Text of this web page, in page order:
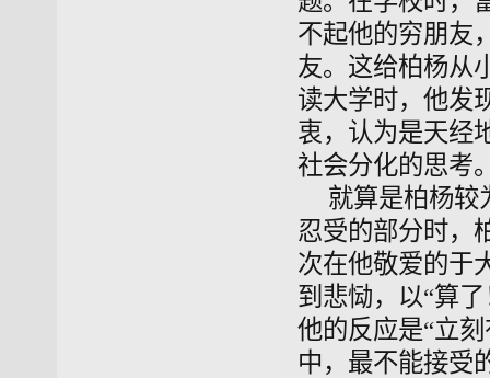
不起他的穷朋友
友。这给柏杨从
读大学时，他发
衷，认为是天经
社会分化的思考
就算是柏杨较
忍受的部分时，
次在他敬爱的于
到悲恸，以“算
他的反应是“立
中，最不能接受